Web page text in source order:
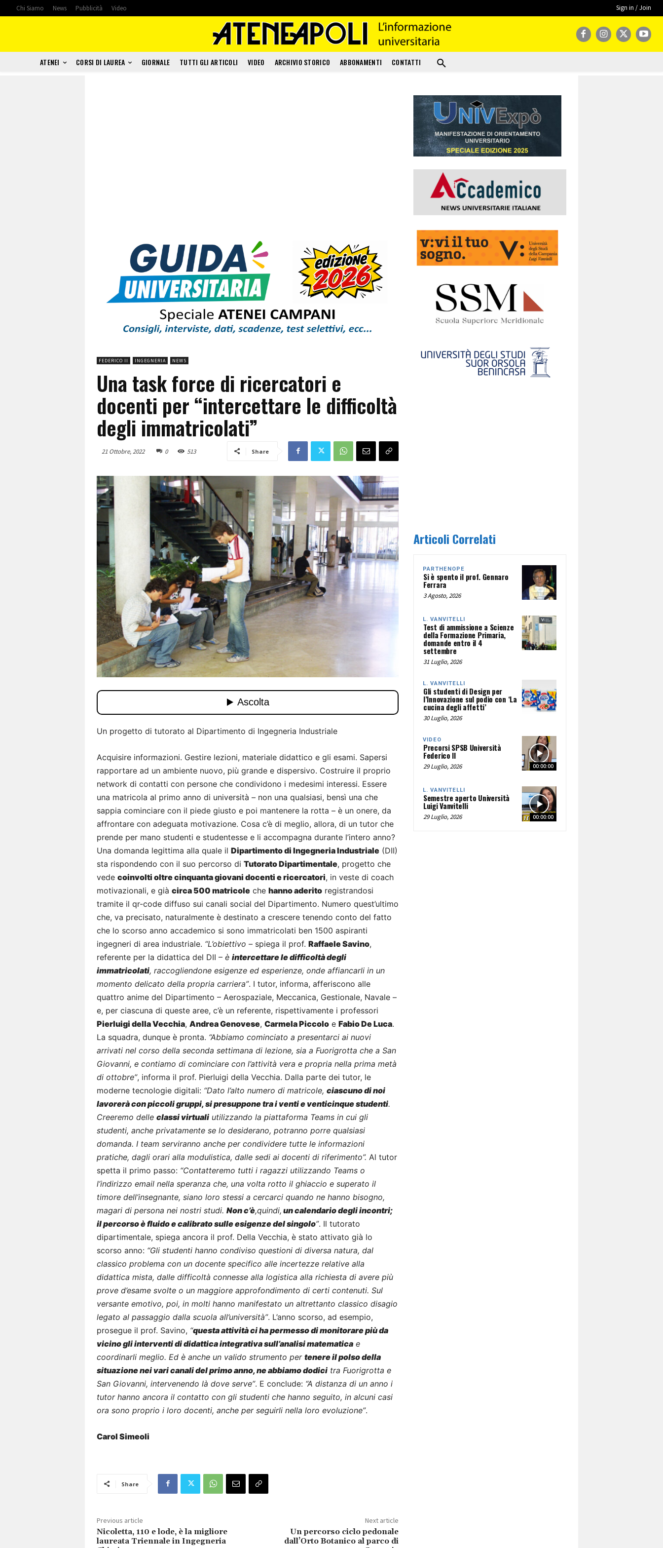
Chi Siamo News Pubblicità Video Sign in / Join
ATENEI CORSI DI LAUREA GIORNALE TUTTI GLI ARTICOLI VIDEO ARCHIVIO STORICO ABBONAMENTI CONTATTI
FEDERICO II INGEGNERIA NEWS
Una task force di ricercatori e
docenti per “intercettare le difficoltà
degli immatricolati”
21 Ottobre, 2022 0 513 Share
Un progetto di tutorato al Dipartimento di Ingegneria Industriale
Acquisire informazioni. Gestire lezioni, materiale didattico e gli esami. Sapersi
rapportare ad un ambiente nuovo, più grande e dispersivo. Costruire il proprio
network di contatti con persone che condividono i medesimi interessi. Essere
una matricola al primo anno di università – non una qualsiasi, bensì una che
sappia cominciare con il piede giusto e poi mantenere la rotta – è un onere, da
affrontare con adeguata motivazione. Cosa c’è di meglio, allora, di un tutor che
prende per mano studenti e studentesse e li accompagna durante l’intero anno?
Una domanda legittima alla quale il Dipartimento di Ingegneria Industriale (DII)
sta rispondendo con il suo percorso di Tutorato Dipartimentale, progetto che
vede coinvolti oltre cinquanta giovani docenti e ricercatori, in veste di coach
motivazionali, e già circa 500 matricole che hanno aderito registrandosi
tramite il qr-code diffuso sui canali social del Dipartimento. Numero quest’ultimo
che, va precisato, naturalmente è destinato a crescere tenendo conto del fatto
che lo scorso anno accademico si sono immatricolati ben 1500 aspiranti
ingegneri di area industriale. “L’obiettivo – spiega il prof. Raffaele Savino,
referente per la didattica del DII – è intercettare le difficoltà degli
immatricolati, raccogliendone esigenze ed esperienze, onde affiancarli in un
momento delicato della propria carriera”. I tutor, informa, afferiscono alle
quattro anime del Dipartimento – Aerospaziale, Meccanica, Gestionale, Navale –
e, per ciascuna di queste aree, c’è un referente, rispettivamente i professori
Pierluigi della Vecchia, Andrea Genovese, Carmela Piccolo e Fabio De Luca.
La squadra, dunque è pronta. “Abbiamo cominciato a presentarci ai nuovi
arrivati nel corso della seconda settimana di lezione, sia a Fuorigrotta che a San
Giovanni, e contiamo di cominciare con l’attività vera e propria nella prima metà
di ottobre”, informa il prof. Pierluigi della Vecchia. Dalla parte dei tutor, le
moderne tecnologie digitali: “Dato l’alto numero di matricole, ciascuno di noi
lavorerà con piccoli gruppi, si presuppone tra i venti e venticinque studenti.
Creeremo delle classi virtuali utilizzando la piattaforma Teams in cui gli
studenti, anche privatamente se lo desiderano, potranno porre qualsiasi
domanda. I team serviranno anche per condividere tutte le informazioni
pratiche, dagli orari alla modulistica, dalle sedi ai docenti di riferimento”. Al tutor
spetta il primo passo: “Contatteremo tutti i ragazzi utilizzando Teams o
l’indirizzo email nella speranza che, una volta rotto il ghiaccio e superato il
timore dell’insegnante, siano loro stessi a cercarci quando ne hanno bisogno,
magari di persona nei nostri studi. Non c’è,quindi, un calendario degli incontri;
il percorso è fluido e calibrato sulle esigenze del singolo”. Il tutorato
dipartimentale, spiega ancora il prof. Della Vecchia, è stato attivato già lo
scorso anno: “Gli studenti hanno condiviso questioni di diversa natura, dal
classico problema con un docente specifico alle incertezze relative alla
didattica mista, dalle difficoltà connesse alla logistica alla richiesta di avere più
prove d’esame svolte o un maggiore approfondimento di certi contenuti. Sul
versante emotivo, poi, in molti hanno manifestato un altrettanto classico disagio
legato al passaggio dalla scuola all’università”. L’anno scorso, ad esempio,
prosegue il prof. Savino, “questa attività ci ha permesso di monitorare più da
vicino gli interventi di didattica integrativa sull’analisi matematica e
coordinarli meglio. Ed è anche un valido strumento per tenere il polso della
situazione nei vari canali del primo anno, ne abbiamo dodici tra Fuorigrotta e
San Giovanni, intervenendo là dove serve”. E conclude: “A distanza di un anno i
tutor hanno ancora il contatto con gli studenti che hanno seguito, in alcuni casi
ora sono proprio i loro docenti, anche per seguirli nella loro evoluzione”.
Carol Simeoli
Share
Previous article
Nicoletta, 110 e lode, è la migliore
laureata Triennale in Ingegneria
Next article
Un percorso ciclo pedonale
dall’Orto Botanico al parco di
Articoli Correlati
PARTHENOPE
Si è spento il prof. Gennaro
Ferrara
3 Agosto, 2026
L. VANVITELLI
Test di ammissione a Scienze
della Formazione Primaria,
domande entro il 4
settembre
31 Luglio, 2026
L. VANVITELLI
Gli studenti di Design per
l’Innovazione sul podio con ‘La
cucina degli affetti’
30 Luglio, 2026
00:00:00
VIDEO
Precorsi SPSB Università
Federico II
29 Luglio, 2026
00:00:00
L. VANVITELLI
Semestre aperto Università
Luigi Vanvitelli
29 Luglio, 2026